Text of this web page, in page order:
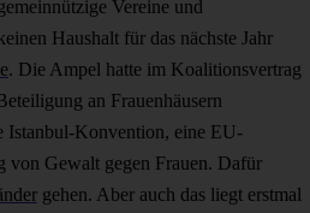
Vereine und
Haushalt für das nächste Jahr
. Die Ampel hatte im Koalitionsvertrag
an Frauenhäusern
Istanbul-Konvention, eine EU-
von Gewalt gegen Frauen. Dafür
gehen. Aber auch das liegt erstmal